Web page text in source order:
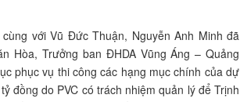
với Vũ Đức Thuận, Nguyễn Anh Minh đã
Hòa, Trưởng ban ĐHDA Vũng Áng – Quảng
phục vụ thi công các hạng mục chính của dự
đồng do PVC có trách nhiệm quản lý để Trịnh